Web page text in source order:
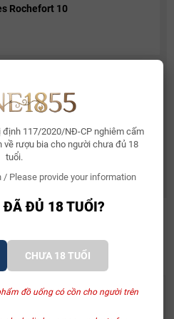
117/2020/NĐ-CP nghiêm cấm
về rượu bia cho người chưa đủ 18
tuổi.
Please provide your information
ĐÃ ĐỦ 18 TUỔI?
CHƯA 18 TUỔI
đồ uống có cồn cho người trên
Rochefort 10
Di Mario 17%
LIÊN QUAN
- 17%
Kim Crawford